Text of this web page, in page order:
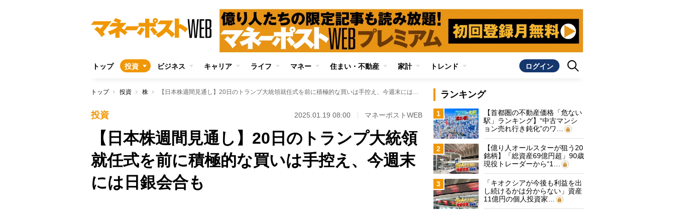
トップ 投資 ビジネス キャリア ライフ マネー 住まい・不動産 家計 トレンド ログイン
トップ 投資 株 【日本株週間見通し】20日のトランプ大統領就任式を前に積極的な買いは手控え、今週末には日銀会合も
投資 2025.01.19 08:00 マネーポストWEB
【日本株週間見通し】20日のトランプ大統領
就任式を前に積極的な買いは手控え、今週末
には日銀会合も
ランキング
1
【首都圏の不動産価格「危ない
駅」ランキング】“中古マンシ
ョン売れ行き鈍化”のワ…
2
【億り人オールスターが狙う20
銘柄】「総資産69億円超」90歳
現役トレーダーから“1…
3
「キオクシアが今後も利益を出
し続けるかは分からない」資産
11億円の個人投資家…